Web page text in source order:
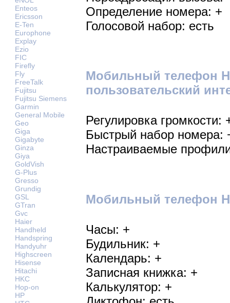
Enteos
Ericsson
E-Ten
Europhone
Explay
Ezio
FIC
Firefly
Fly
FreeTalk
Fujitsu
Fujitsu Siemens
Garmin
General Mobile
Geo
Giga
Gigabyte
Ginza
Giya
GoldVish
G-Plus
Gresso
Grundig
GSL
GTran
Gvc
Haier
Handheld
Handspring
Handyuhr
Highscreen
Hisense
Hitachi
HKC
Hop-on
HP
Определение номера: +
Голосовой набор: есть
Мобильный телефон
пользовательский
Регулировка громкости:
Быстрый набор номера:
Настраиваемые
Мобильный телефон
Часы: +
Будильник: +
Календарь: +
Записная книжка: +
Калькулятор: +